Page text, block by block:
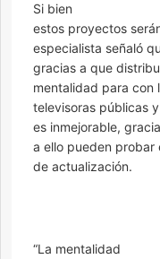
Si bien
estos proyectos
especialista señaló
gracias a que
mentalidad para con
televisoras públicas
es inmejorable,
a ello pueden probar
de actualización.
“La mentalidad